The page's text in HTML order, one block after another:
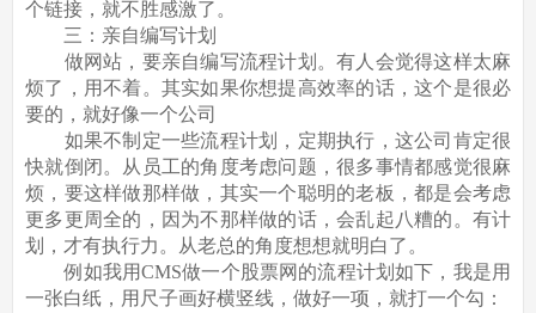
个链接，就不胜感激了。
三：亲自编写计划
做网站，要亲自编写流程计划。有人会觉得这样太麻
烦了，用不着。其实如果你想提高效率的话，这个是很必
要的，就好像一个公司
如果不制定一些流程计划，定期执行，这公司肯定很
快就倒闭。从员工的角度考虑问题，很多事情都感觉很麻
烦，要这样做那样做，其实一个聪明的老板，都是会考虑
更多更周全的，因为不那样做的话，会乱起八糟的。有计
划，才有执行力。从老总的角度想想就明白了。
例如我用CMS做一个股票网的流程计划如下，我是用
一张白纸，用尺子画好横竖线，做好一项，就打一个勾：